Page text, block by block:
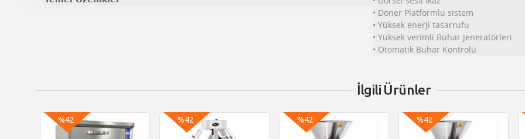
• Döner Platformlu sistem
• Yüksek enerji tasarrufu
• Yüksek verimli Buhar Jeneratörleri
• Otomatik Buhar Kontrolü
İlgili Ürünler
%42 %42 %42 %42